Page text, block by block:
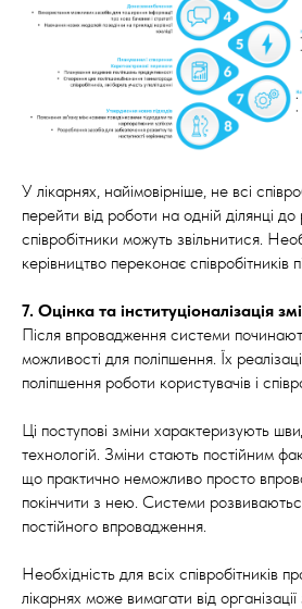
У лікарнях, найімовірніше, не всі
перейти від роботи на одній ділянці
співробітники можуть звільнитися.
керівництво переконає співробітників
7. Оцінка та інституціоналізація
Після впровадження системи
можливості для поліпшення. Їх
поліпшення роботи користувачів і
Ці поступові зміни характеризують
технологій. Зміни стають постійним
що практично неможливо просто
покінчити з нею. Системи
постійного впровадження.
Необхідність для всіх співробітників
лікарнях може вимагати від